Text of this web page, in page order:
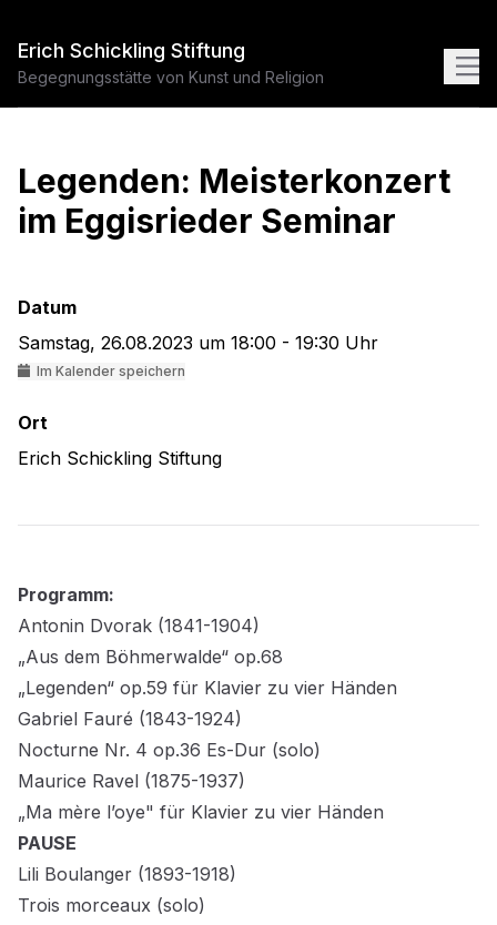
Erich Schickling Stiftung
Begegnungsstätte von Kunst und Religion
Legenden: Meisterkonzert
im Eggisrieder Seminar
Datum
Samstag, 26.08.2023 um 18:00 - 19:30 Uhr
Im Kalender speichern
Ort
Erich Schickling Stiftung
Programm:
Antonin Dvorak (1841-1904)
„Aus dem Böhmerwalde“ op.68
„Legenden“ op.59 für Klavier zu vier Händen
Gabriel Fauré (1843-1924)
Nocturne Nr. 4 op.36 Es-Dur (solo)
Maurice Ravel (1875-1937)
„Ma mère l’oye" für Klavier zu vier Händen
PAUSE
Lili Boulanger (1893-1918)
Trois morceaux (solo)